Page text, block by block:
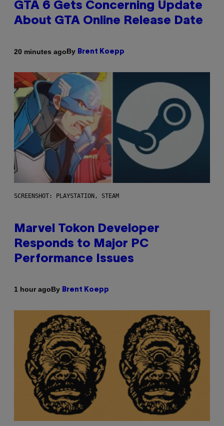
GTA 6 Gets Concerning Update
About GTA Online Release Date
20 minutes agoBy Brent Koepp
SCREENSHOT: PLAYSTATION, STEAM
Marvel Tokon Developer
Responds to Major PC
Performance Issues
1 hour agoBy Brent Koepp